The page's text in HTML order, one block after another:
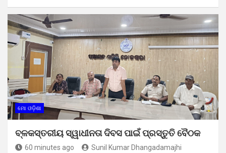
ମୋ ଓଡ଼ିଶା
ବ୍ଳକସ୍ତରୀୟ ସ୍ୱାଧୀନତା ଦିବସ ପାଇଁ ପ୍ରସ୍ତୁତି ବୈଠକ
60 minutes ago Sunil Kumar Dhangadamajhi